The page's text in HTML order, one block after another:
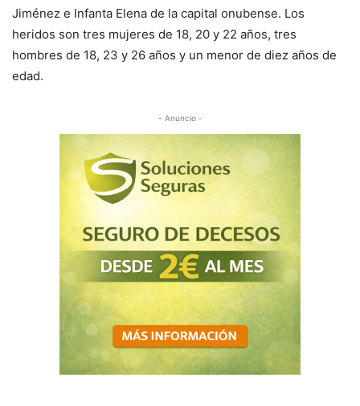
Jiménez e Infanta Elena de la capital onubense. Los
heridos son tres mujeres de 18, 20 y 22 años, tres
hombres de 18, 23 y 26 años y un menor de diez años de
edad.
- Anuncio -